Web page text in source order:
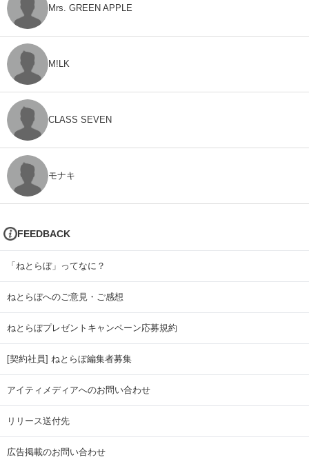
Mrs. GREEN APPLE
M!LK
CLASS SEVEN
モナキ
FEEDBACK
「ねとらぼ」ってなに？
ねとらぼへのご意見・ご感想
ねとらぼプレゼントキャンペーン応募規約
[契約社員] ねとらぼ編集者募集
アイティメディアへのお問い合わせ
リリース送付先
広告掲載のお問い合わせ